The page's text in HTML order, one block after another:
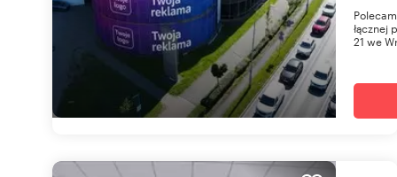
łącznej
21 we